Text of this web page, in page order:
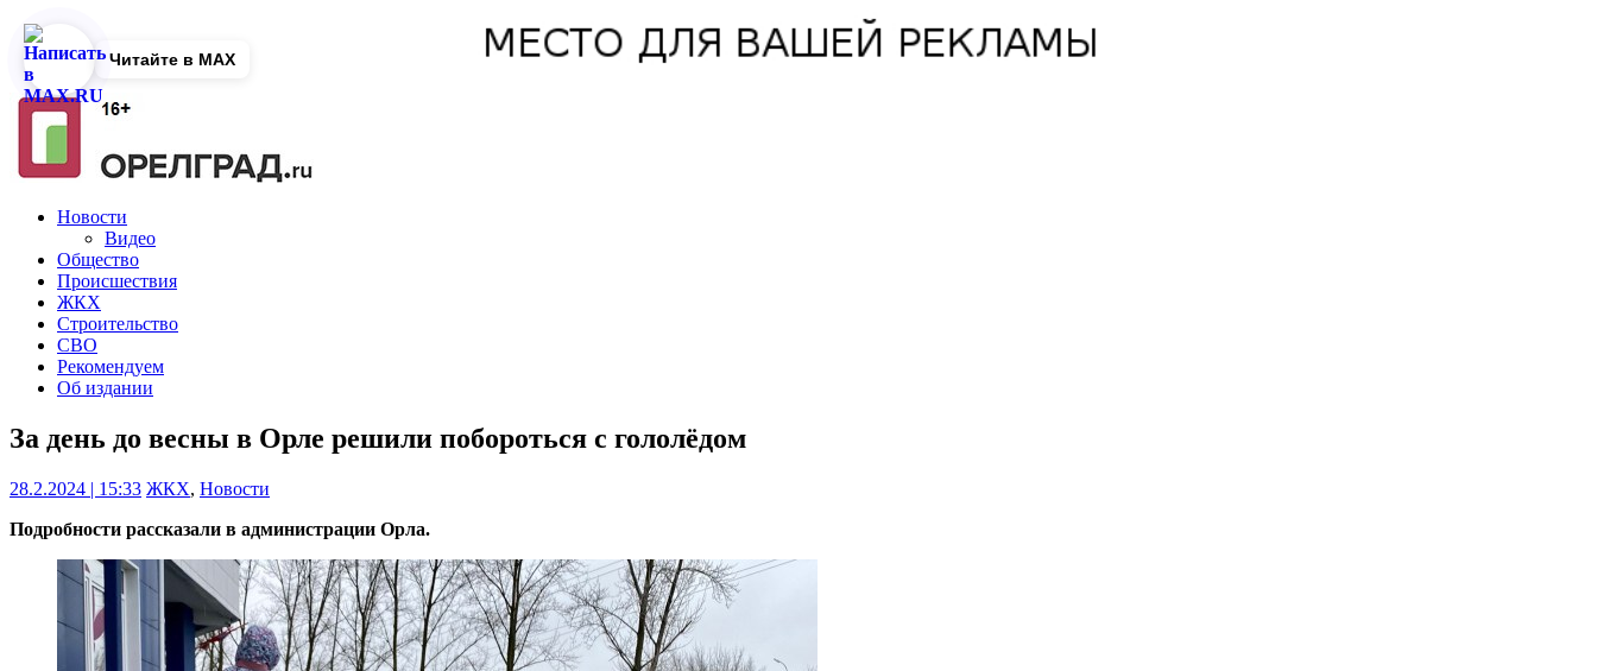
Новости
Видео
Общество
Происшествия
ЖКХ
Строительство
СВО
Рекомендуем
Об издании
За день до весны в Орле решили побороться с гололёдом
28.2.2024 | 15:33 ЖКХ, Новости
Подробности рассказали в администрации Орла.
Читайте в MAX